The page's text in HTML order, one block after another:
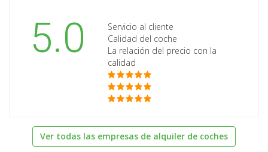
5.0
Servicio al cliente
Calidad del coche
La relación del precio con la
calidad
Ver todas las empresas de alquiler de coches